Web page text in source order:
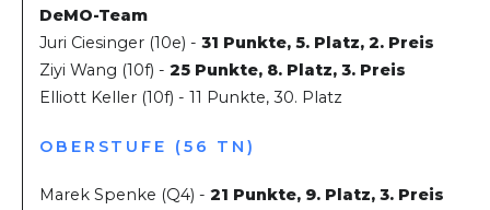
DeMO-Team
Juri Ciesinger (10e) - 31 Punkte, 5. Platz, 2. Preis
Ziyi Wang (10f) - 25 Punkte, 8. Platz, 3. Preis
Elliott Keller (10f) - 11 Punkte, 30. Platz
OBERSTUFE (56 TN)
Marek Spenke (Q4) - 21 Punkte, 9. Platz, 3. Preis